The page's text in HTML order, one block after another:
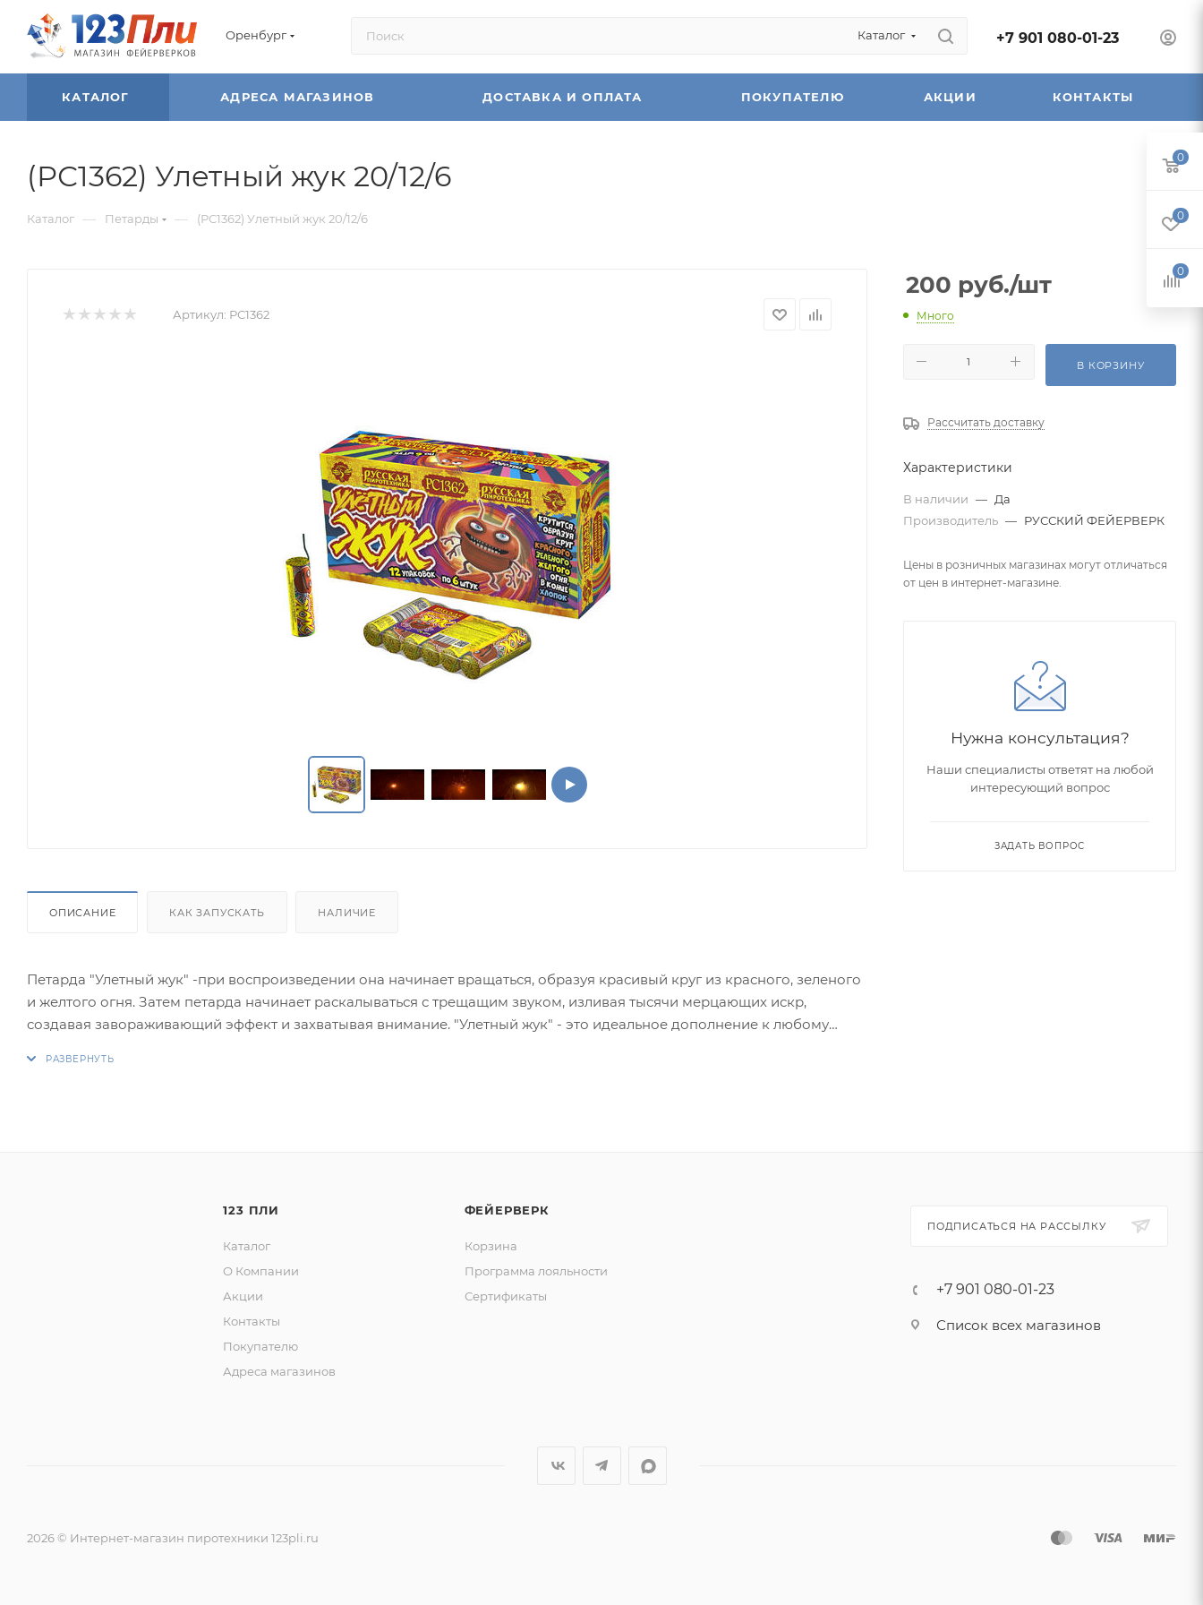
Оренбург Каталог +7 901 080-01-23
КАТАЛОГ АДРЕСА МАГАЗИНОВ ДОСТАВКА И ОПЛАТА ПОКУПАТЕЛЮ АКЦИИ КОНТАКТЫ
(РС1362) Улетный жук 20/12/6
Каталог — Петарды — (РС1362) Улетный жук 20/12/6
Артикул: РС1362
ОПИСАНИЕ КАК ЗАПУСКАТЬ НАЛИЧИЕ
Петарда "Улетный жук" -при воспроизведении она начинает вращаться, образуя красивый круг из красного, зеленого
и желтого огня. Затем петарда начинает раскалываться с трещащим звуком, изливая тысячи мерцающих искр,
создавая завораживающий эффект и захватывая внимание. "Улетный жук" - это идеальное дополнение к любому
200 руб./шт
Много
В КОРЗИНУ
Рассчитать доставку
Характеристики
В наличии — Да
Производитель — РУССКИЙ ФЕЙЕРВЕРК
Цены в розничных магазинах могут отличаться
от цен в интернет-магазине.
Нужна консультация?
Наши специалисты ответят на любой
интересующий вопрос
ЗАДАТЬ ВОПРОС
123 ПЛИ
Каталог
О Компании
Акции
Контакты
Покупателю
Адреса магазинов
ФЕЙЕРВЕРК
Корзина
Программа лояльности
Сертификаты
ПОДПИСАТЬСЯ НА РАССЫЛКУ
+7 901 080-01-23
Список всех магазинов
2026 © Интернет-магазин пиротехники 123pli.ru
0
0
0